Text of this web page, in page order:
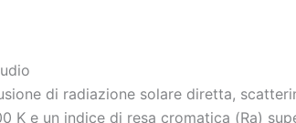
di radiazione solare diretta,
e un indice di resa cromatica (Ra)